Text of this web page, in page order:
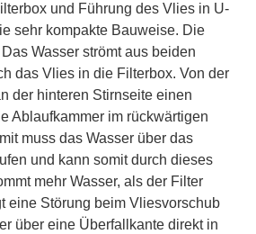
und Führung des Vlies in U-
sehr kompakte Bauweise. Die
Wasser strömt aus beiden
das Vlies in die Filterbox. Von der
der hinteren Stirnseite einen
Ablaufkammer im rückwärtigen
muss das Wasser über das
und kann somit durch dieses
mehr Wasser, als der Filter
eine Störung beim Vliesvorschub
über eine Überfallkante direkt in